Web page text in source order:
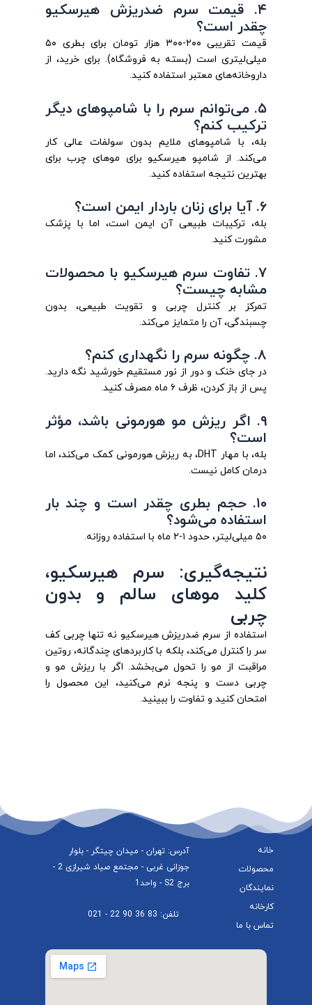
۴. قیمت سرم ضدریزش هیرسکیو
چقدر است؟
قیمت تقریبی ۲۰۰-۳۰۰ هزار تومان برای بطری ۵۰
میلی‌لیتری است (بسته به فروشگاه). برای خرید، از
داروخانه‌های معتبر استفاده کنید.
۵. می‌توانم سرم را با شامپوهای دیگر
ترکیب کنم؟
بله، با شامپوهای ملایم بدون سولفات عالی کار
می‌کند. از شامپو هیرسکیو برای موهای چرب برای
بهترین نتیجه استفاده کنید.
۶. آیا برای زنان باردار ایمن است؟
بله، ترکیبات طبیعی آن ایمن است، اما با پزشک
مشورت کنید.
۷. تفاوت سرم هیرسکیو با محصولات
مشابه چیست؟
تمرکز بر کنترل چربی و تقویت طبیعی، بدون
چسبندگی، آن را متمایز می‌کند.
۸. چگونه سرم را نگهداری کنم؟
در جای خنک و دور از نور مستقیم خورشید نگه دارید.
پس از باز کردن، ظرف ۶ ماه مصرف کنید.
۹. اگر ریزش مو هورمونی باشد، مؤثر
است؟
بله، با مهار DHT، به ریزش هورمونی کمک می‌کند، اما
درمان کامل نیست.
۱۰. حجم بطری چقدر است و چند بار
استفاده می‌شود؟
۵۰ میلی‌لیتر، حدود ۱-۲ ماه با استفاده روزانه.
نتیجه‌گیری: سرم هیرسکیو،
کلید موهای سالم و بدون
چربی
استفاده از سرم ضدریزش هیرسکیو نه تنها چربی کف
سر را کنترل می‌کند، بلکه با کاربردهای چندگانه، روتین
مراقبت از مو را تحول می‌بخشد. اگر با ریزش مو و
چربی دست و پنجه نرم می‌کنید، این محصول را
امتحان کنید و تفاوت را ببینید.
خانه
محصولات
نمایندگان
کارخانه
تماس با ما
آدرس: تهران - میدان چیتگر - بلوار
جوزانی غربی - مجتمع صیاد شیرازی 2 -
برج S2 - واحد1
تلفن: 83 36 90 22 - 021